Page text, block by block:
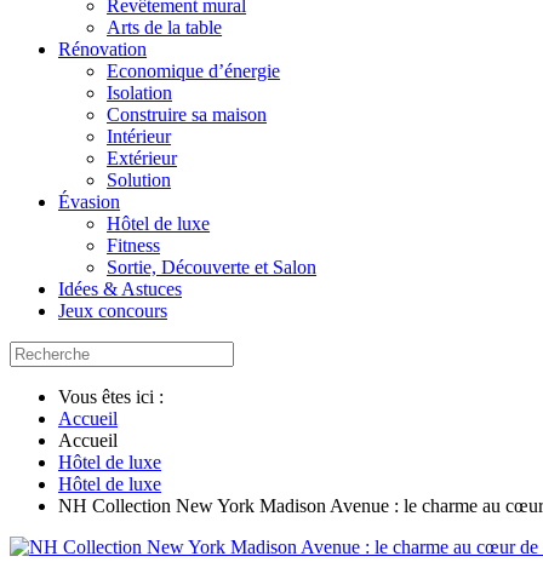
Revêtement mural
Arts de la table
Rénovation
Economique d’énergie
Isolation
Construire sa maison
Intérieur
Extérieur
Solution
Évasion
Hôtel de luxe
Fitness
Sortie, Découverte et Salon
Idées & Astuces
Jeux concours
Vous êtes ici :
Accueil
Accueil
Hôtel de luxe
Hôtel de luxe
NH Collection New York Madison Avenue : le charme au